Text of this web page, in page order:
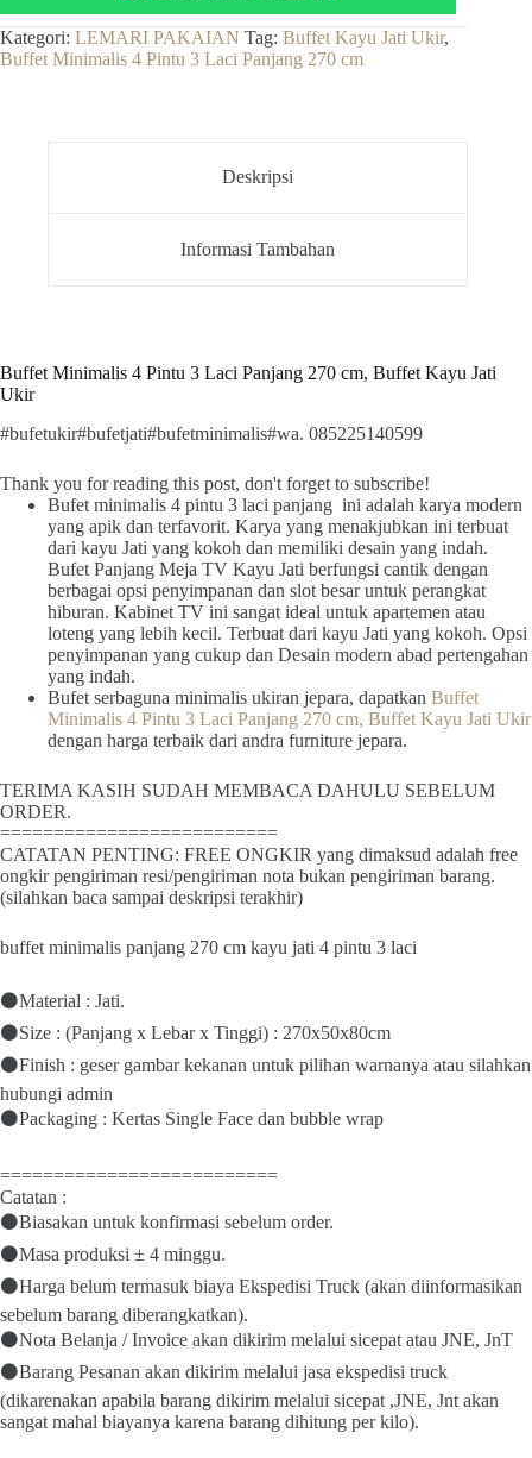
3
Laci
Panjang
Kategori: LEMARI PAKAIAN Tag: Buffet Kayu Jati Ukir,
Buffet Minimalis 4 Pintu 3 Laci Panjang 270 cm
Deskripsi
Informasi Tambahan
Buffet Minimalis 4 Pintu 3 Laci Panjang 270 cm, Buffet Kayu Jati
Ukir
#bufetukir#bufetjati#bufetminimalis#wa. 085225140599
Thank you for reading this post, don't forget to subscribe!
Bufet minimalis 4 pintu 3 laci panjang ini adalah karya modern
yang apik dan terfavorit. Karya yang menakjubkan ini terbuat
dari kayu Jati yang kokoh dan memiliki desain yang indah.
Bufet Panjang Meja TV Kayu Jati berfungsi cantik dengan
berbagai opsi penyimpanan dan slot besar untuk perangkat
hiburan. Kabinet TV ini sangat ideal untuk apartemen atau
loteng yang lebih kecil. Terbuat dari kayu Jati yang kokoh. Opsi
penyimpanan yang cukup dan Desain modern abad pertengahan
yang indah.
Bufet serbaguna minimalis ukiran jepara, dapatkan Buffet
Minimalis 4 Pintu 3 Laci Panjang 270 cm, Buffet Kayu Jati Ukir
dengan harga terbaik dari andra furniture jepara.
TERIMA KASIH SUDAH MEMBACA DAHULU SEBELUM
ORDER.
==========================
CATATAN PENTING: FREE ONGKIR yang dimaksud adalah free
ongkir pengiriman resi/pengiriman nota bukan pengiriman barang.
(silahkan baca sampai deskripsi terakhir)
buffet minimalis panjang 270 cm kayu jati 4 pintu 3 laci
⚫Material : Jati.
⚫Size : (Panjang x Lebar x Tinggi) : 270x50x80cm
⚫Finish : geser gambar kekanan untuk pilihan warnanya atau silahkan
hubungi admin
⚫Packaging : Kertas Single Face dan bubble wrap
==========================
Catatan :
⚫Biasakan untuk konfirmasi sebelum order.
⚫Masa produksi ± 4 minggu.
⚫Harga belum termasuk biaya Ekspedisi Truck (akan diinformasikan
sebelum barang diberangkatkan).
⚫Nota Belanja / Invoice akan dikirim melalui sicepat atau JNE, JnT
⚫Barang Pesanan akan dikirim melalui jasa ekspedisi truck
(dikarenakan apabila barang dikirim melalui sicepat ,JNE, Jnt akan
sangat mahal biayanya karena barang dihitung per kilo).